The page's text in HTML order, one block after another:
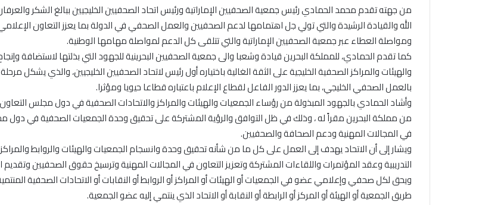
من جهته تقدم محمد الحمادي رئيس جمعية الصحفيين الإماراتية ورئيس اتحاد الصحفيين الخليجيين ببالغ الشكر
الله والقيادة الرشيدة والتي تولي جل اهتمامها لدعم الصحفيين والعمل الصحفي في الدولة بما يعزز التعاون
ومواصلة العطاء عبر جمعية الصحفيين الإماراتية والتي تتلقى كل الدعم لمواصلة مهامها الوطنية.
كما تقدم الحمادي، للمملكة البحرين قيادة وشعبا والى جمعية الصحفيين البحرينية للجهود التي بذلتها لاستضافة
والهيئات والمراكز الصحفية الخليجية على الثقة الغالية باختياره أول رئيس لاتحاد الصحفيين الخليجيين، والذي يشكل
بالعمل الصحفي الخليجي، بما يعزز الدور الفاعل لقطاع الإعلام باعتباره قطاعا حيويا ومؤثرا.
وأشاد الحمادي بالجهود المبذولة من رؤساء الجمعيات والهيئات والمراكز والاتحادات الصحفية في دول مجلس التعاون
من مملكة البحرين مقراً له ، وذلك في ظل التوافق والرؤية المشتركة على تحقيق وحدة الجمعيات الصحفية في دول
في المجالات المهنية ودعم الصحافة والصحفيين.
ويشار إلى أن الاتحاد يهدف إلى العمل على كل ما من شأنه تحقيق وحدة وانسجام الجمعيات والهيئات والروابط
التدريبية وعقد المؤتمرات واللقاءات المشتركة وتعزيز التعاون في المجالات المهنية وترسيخ حقوق الصحفيين
ويحق لكل صحفي وإعلامي عضو في الجمعيات أو الهيئات أو المراكز أو الروابط أو النقابات أو الاتحادات الصحفية
طريق الجمعية أو الهيئة أو المركز أو الرابطة أو النقابة أو الاتحاد الذي ينتمي إليه عضو الجمعية.